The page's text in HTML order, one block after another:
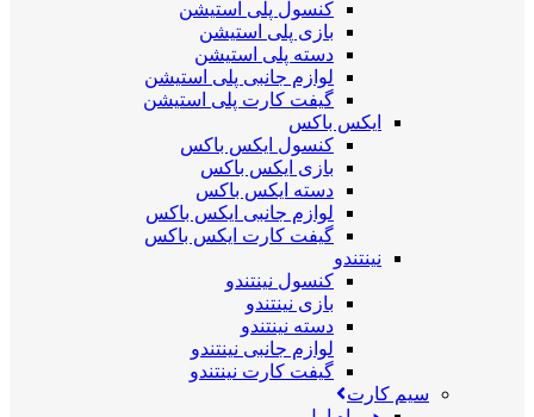
کنسول پلی استیشن
بازی پلی استیشن
دسته پلی استیشن
لوازم جانبی پلی استیشن
گیفت کارت پلی استیشن
ایکس باکس
کنسول ایکس باکس
بازی ایکس باکس
دسته ایکس باکس
لوازم جانبی ایکس باکس
گیفت کارت ایکس باکس
نینتندو
کنسول نینتندو
بازی نینتندو
دسته نینتندو
لوازم جانبی نینتندو
گیفت کارت نینتندو
سیم کارت